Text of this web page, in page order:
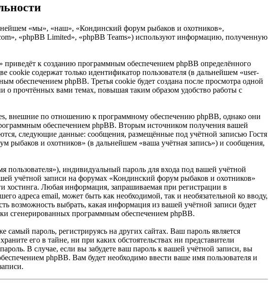
«мы», «наш», «Кондинский форум рыбаков и охотников»,
«phpBB Limited», «phpBB Teams») используют информацию, полученную
к созданию программным обеспечением phpBB определённого
содержат только идентификатор пользователя (в дальнейшем «user-
обеспечением phpBB. Третья cookie будет создана после просмотра одной
о прочтённых вами темах, повышая таким образом удобство работы с
внешние по отношению к программному обеспечению phpBB, однако они
обеспечением phpBB. Вторым источником получения вашей
следующие данные: сообщения, размещённые под учётной записью Гостя
и охотников» (в дальнейшем «ваша учётная запись») и сообщения,
индивидуальный пароль для входа под вашей учётной
учётной записи на форумах «Кондинский форум рыбаков и охотников»
Любая информация, запрашиваемая при регистрации в
адреса email, может быть как необходимой, так и необязательной ко вводу,
возможность выбрать, какая информация из вашей учётной записи будет
сгенерированных программным обеспечением phpBB.
пароль, регистрируясь на других сайтах. Ваш пароль является
его в тайне, ни при каких обстоятельствах ни представители
В случае, если вы забудете ваш пароль к вашей учётной записи, вы
phpBB. Вам будет необходимо ввести ваше имя пользователя и